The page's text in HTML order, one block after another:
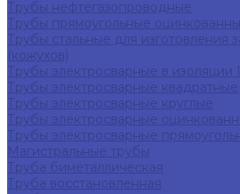
Трубы нефтегазопроводные
Трубы прямоугольные
Трубы стальные для изготовления
(кожухов)
Трубы электросварные в
Трубы электросварные квадратные
Трубы электросварные круглые
Трубы электросварные
Трубы электросварные
Магистральные трубы
Труба биметаллическая
Труба восстановленная